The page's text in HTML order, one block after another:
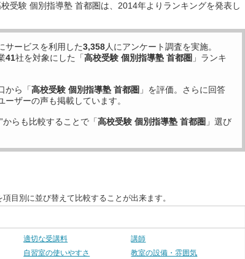
受験 個別指導塾 首都圏は、2014年よりランキングを発表し
サービスを利用した3,358人にアンケート調査を実施。
41社を対象にした「高校受験 個別指導塾 首都圏 」ランキ
から「高校受験 個別指導塾 首都圏 」を評価。さらに回答
ザーの声も掲載しています。
らも比較することで「高校受験 個別指導塾 首都圏 」選び
目別に並び替えて比較することが出来ます。
適切な受講料
講師
自習室の使いやすさ
教室の設備・雰囲気